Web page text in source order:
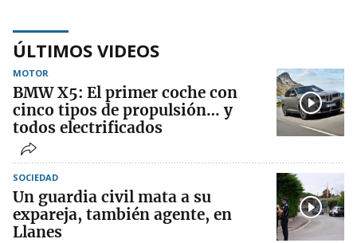
ÚLTIMOS VIDEOS
MOTOR
BMW X5: El primer coche con
cinco tipos de propulsión… y
todos electrificados
SOCIEDAD
Un guardia civil mata a su
expareja, también agente, en
Llanes